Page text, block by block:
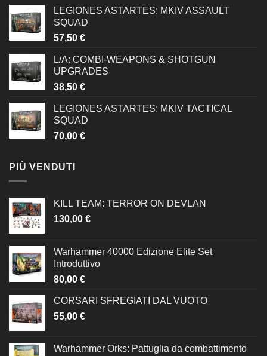
LEGIONES ASTARTES: MKIV ASSAULT
SQUAD
57,50 €
L/A: COMBI-WEAPONS & SHOTGUN
UPGRADES
38,50 €
LEGIONES ASTARTES: MKIV TACTICAL
SQUAD
70,00 €
PIÙ VENDUTI
KILL TEAM: TERROR ON DEVLAN
130,00 €
Warhammer 40000 Edizione Elite Set
Introduttivo
80,00 €
CORSARI SFREGIATI DAL VUOTO
55,00 €
Warhammer Orks: Pattuglia da combattimento